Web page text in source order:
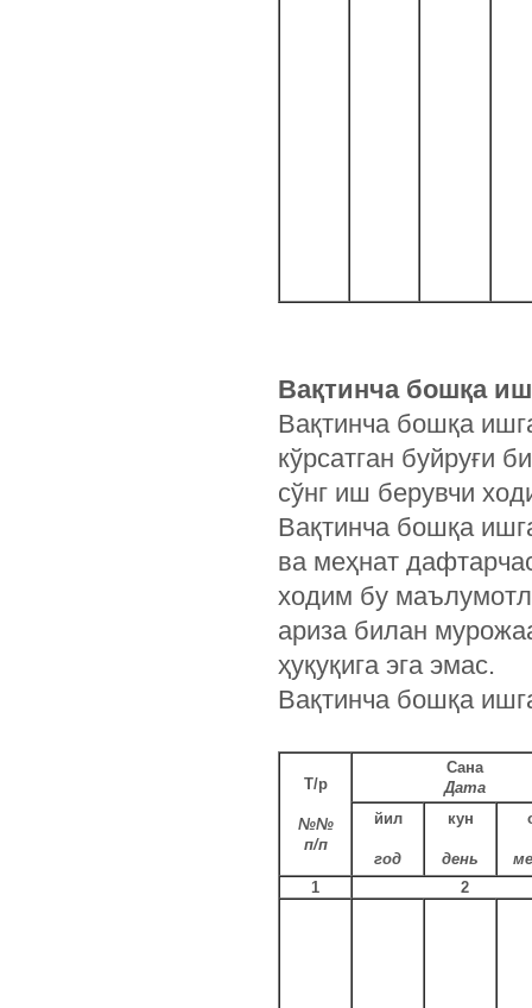
Вақтинча бошқа
Вақтинча бошқа
кўрсатган буйруғи
сўнг иш берувчи
Вақтинча бошқа
ва меҳнат
ходим бу
ариза билан
ҳуқуқига эга эмас.
Вақтинча бошқа
Т/р
№№
п/п
Сана
Дата
йил
год
кун
день
1
2